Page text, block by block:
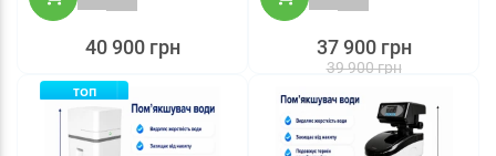
40 900 грн
39 900 грн
37 900 грн
ТОП